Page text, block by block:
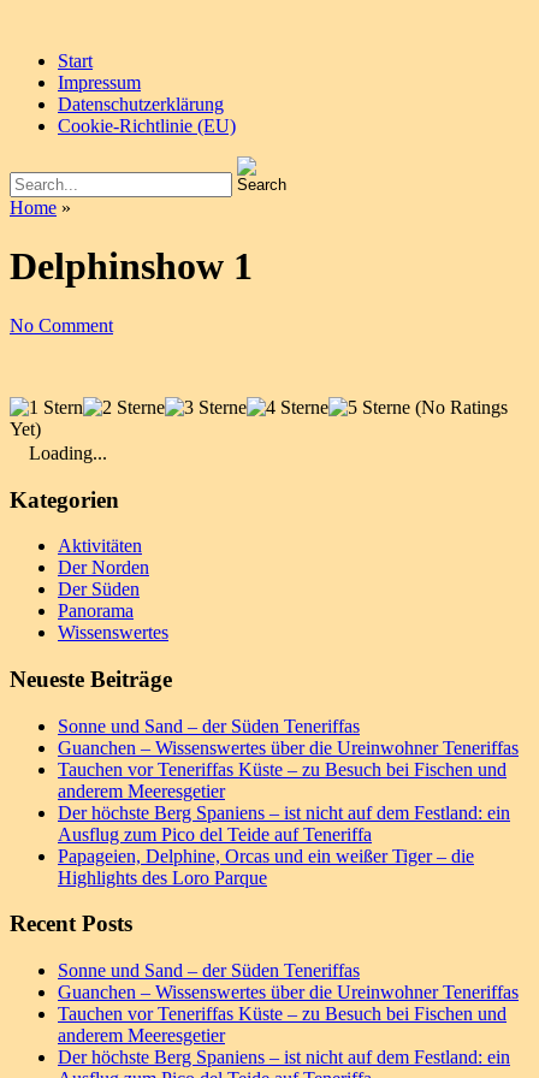
Start
Impressum
Datenschutzerklärung
Cookie-Richtlinie (EU)
Home »
Delphinshow 1
No Comment
(No Ratings
Yet)
Loading...
Kategorien
Aktivitäten
Der Norden
Der Süden
Panorama
Wissenswertes
Neueste Beiträge
Sonne und Sand – der Süden Teneriffas
Guanchen – Wissenswertes über die Ureinwohner Teneriffas
Tauchen vor Teneriffas Küste – zu Besuch bei Fischen und
anderem Meeresgetier
Der höchste Berg Spaniens – ist nicht auf dem Festland: ein
Ausflug zum Pico del Teide auf Teneriffa
Papageien, Delphine, Orcas und ein weißer Tiger – die
Highlights des Loro Parque
Recent Posts
Sonne und Sand – der Süden Teneriffas
Guanchen – Wissenswertes über die Ureinwohner Teneriffas
Tauchen vor Teneriffas Küste – zu Besuch bei Fischen und
anderem Meeresgetier
Der höchste Berg Spaniens – ist nicht auf dem Festland: ein